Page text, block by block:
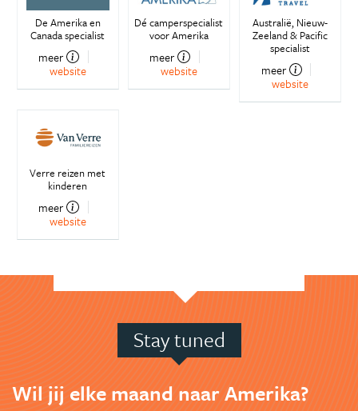
De Amerika en
Canada specialist
meer
website
Dé camperspecialist
voor Amerika
meer
website
Australië, Nieuw-
Zeeland & Pacific
specialist
meer
website
Verre reizen met
kinderen
meer
website
Stay tuned
Wil jij elke maand naar Amerika?